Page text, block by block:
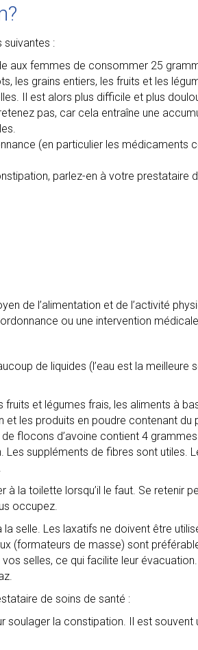
:
aux femmes de consommer 25
les grains entiers, les fruits et les
Il est alors plus difficile et plus
pas, car cela entraîne une
(en particulier les médicaments
parlez-en à votre prestataire
de l’alimentation et de l’activité
ou une intervention
de liquides (l’eau est la meilleure
et légumes frais, les aliments à
et les produits en poudre contenant
flocons d’avoine contient 4
suppléments de fibres sont utiles.
la toilette lorsqu’il le faut. Se retenir
occupez.
selle. Les laxatifs ne doivent être
(formateurs de masse) sont
selles, ce qui facilite leur
de soins de santé :
soulager la constipation. Il est